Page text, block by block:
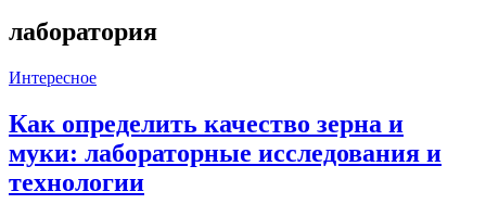
лаборатория
Интересное
Как определить качество зерна и
муки: лабораторные исследования и
технологии